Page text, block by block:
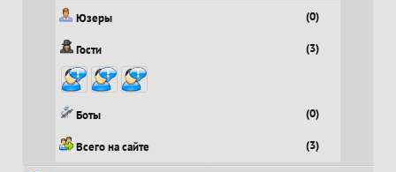
Юзеры (0)
Гости (3)
Боты (0)
Всего на сайте (3)